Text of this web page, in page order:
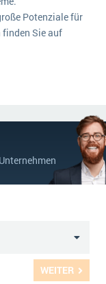
Potenziale für
Sie auf
WEITER